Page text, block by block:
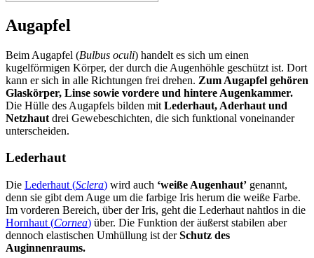
Augapfel
Beim Augapfel (Bulbus oculi) handelt es sich um einen
kugelförmigen Körper, der durch die Augenhöhle geschützt ist. Dort
kann er sich in alle Richtungen frei drehen. Zum Augapfel gehören
Glaskörper, Linse sowie vordere und hintere Augenkammer.
Die Hülle des Augapfels bilden mit Lederhaut, Aderhaut und
Netzhaut drei Gewebeschichten, die sich funktional voneinander
unterscheiden.
Lederhaut
Die Lederhaut (Sclera) wird auch ‘weiße Augenhaut’ genannt,
denn sie gibt dem Auge um die farbige Iris herum die weiße Farbe.
Im vorderen Bereich, über der Iris, geht die Lederhaut nahtlos in die
Hornhaut (Cornea) über. Die Funktion der äußerst stabilen aber
dennoch elastischen Umhüllung ist derSchutz des
Auginnenraums.